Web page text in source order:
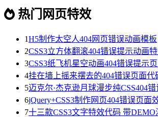
热门网页特效
1H5制作太空人404网页错误动画模板
2CSS3立方体翻滚404错误提示动画
3CSS3纸飞机星空动画404错误提示
4挂在墙上摇来摆去的404错误页面代
5迈克尔·杰克逊月球漫步纯CSS404
6jQuery+CSS3制作网页404错误页面
7十三款CSS3文字特效代码 带DEMO